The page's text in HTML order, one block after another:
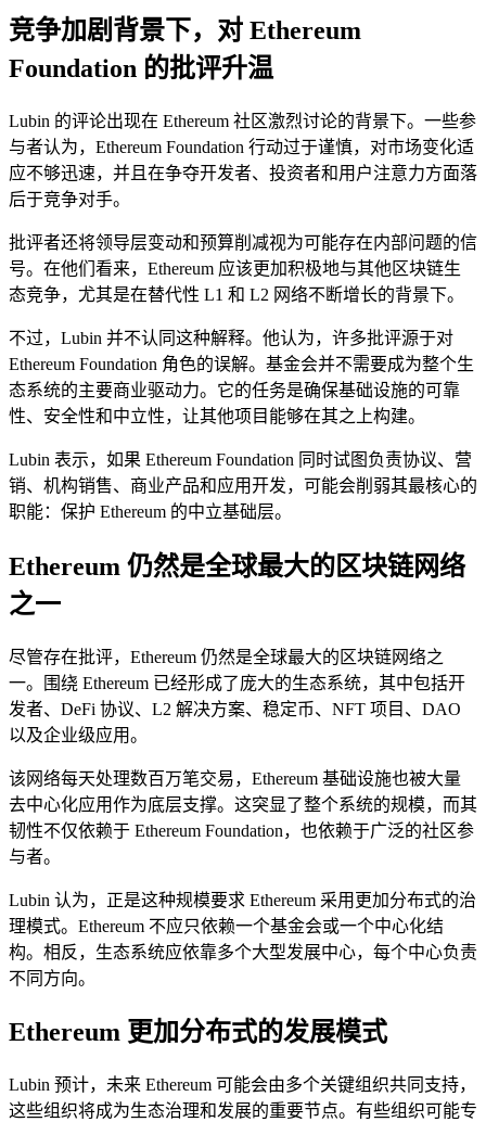
竞争加剧背景下，对 Ethereum
Foundation 的批评升温
Lubin 的评论出现在 Ethereum 社区激烈讨论的背景下。一些参
与者认为，Ethereum Foundation 行动过于谨慎，对市场变化适
应不够迅速，并且在争夺开发者、投资者和用户注意力方面落
后于竞争对手。
批评者还将领导层变动和预算削减视为可能存在内部问题的信
号。在他们看来，Ethereum 应该更加积极地与其他区块链生
态竞争，尤其是在替代性 L1 和 L2 网络不断增长的背景下。
不过，Lubin 并不认同这种解释。他认为，许多批评源于对
Ethereum Foundation 角色的误解。基金会并不需要成为整个生
态系统的主要商业驱动力。它的任务是确保基础设施的可靠
性、安全性和中立性，让其他项目能够在其之上构建。
Lubin 表示，如果 Ethereum Foundation 同时试图负责协议、营
销、机构销售、商业产品和应用开发，可能会削弱其最核心的
职能：保护 Ethereum 的中立基础层。
Ethereum 仍然是全球最大的区块链网络
之一
尽管存在批评，Ethereum 仍然是全球最大的区块链网络之
一。围绕 Ethereum 已经形成了庞大的生态系统，其中包括开
发者、DeFi 协议、L2 解决方案、稳定币、NFT 项目、DAO
以及企业级应用。
该网络每天处理数百万笔交易，Ethereum 基础设施也被大量
去中心化应用作为底层支撑。这突显了整个系统的规模，而其
韧性不仅依赖于 Ethereum Foundation，也依赖于广泛的社区参
与者。
Lubin 认为，正是这种规模要求 Ethereum 采用更加分布式的治
理模式。Ethereum 不应只依赖一个基金会或一个中心化结
构。相反，生态系统应依靠多个大型发展中心，每个中心负责
不同方向。
Ethereum 更加分布式的发展模式
Lubin 预计，未来 Ethereum 可能会由多个关键组织共同支持，
这些组织将成为生态治理和发展的重要节点。有些组织可能专